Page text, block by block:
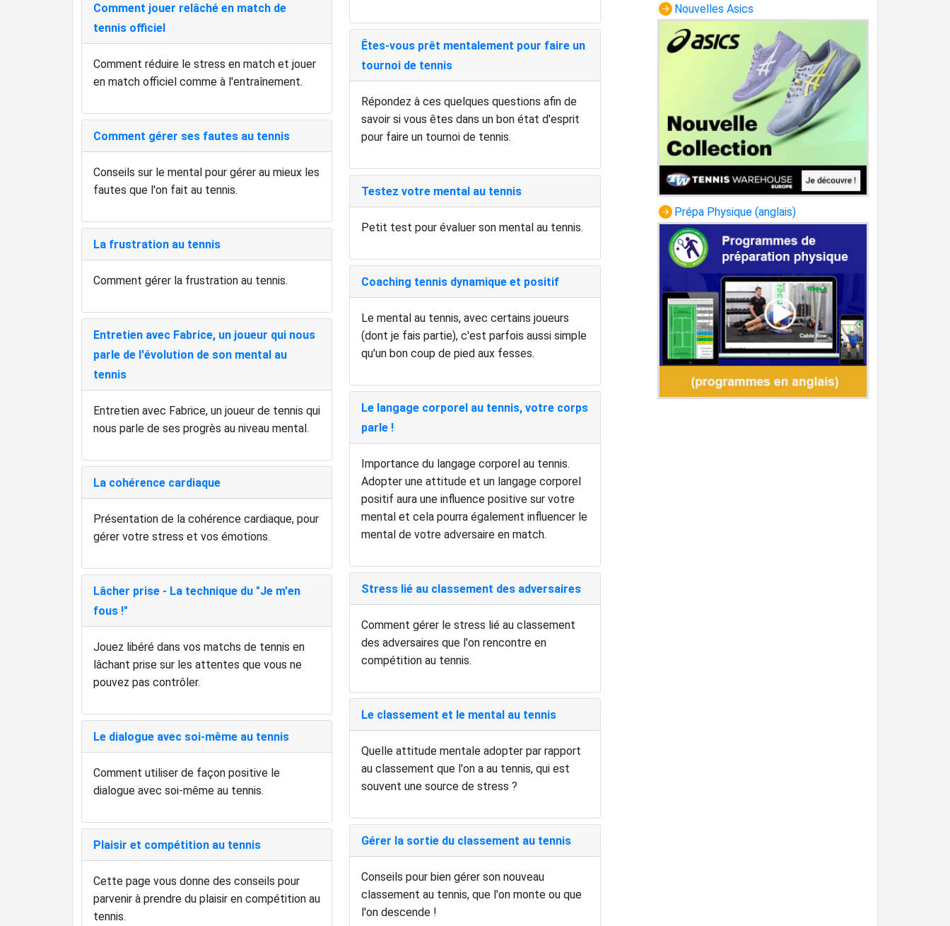
Comment jouer relâché en match de
tennis officiel
Comment réduire le stress en match et jouer
en match officiel comme à l'entraînement.
Comment gérer ses fautes au tennis
Conseils sur le mental pour gérer au mieux les
fautes que l'on fait au tennis.
La frustration au tennis
Comment gérer la frustration au tennis.
Entretien avec Fabrice, un joueur qui nous
parle de l'évolution de son mental au
tennis
Entretien avec Fabrice, un joueur de tennis qui
nous parle de ses progrès au niveau mental.
La cohérence cardiaque
Présentation de la cohérence cardiaque, pour
gérer votre stress et vos émotions.
Lâcher prise - La technique du "Je m'en
fous !"
Jouez libéré dans vos matchs de tennis en
lâchant prise sur les attentes que vous ne
pouvez pas contrôler.
Le dialogue avec soi-même au tennis
Comment utiliser de façon positive le
dialogue avec soi-même au tennis.
Plaisir et compétition au tennis
Cette page vous donne des conseils pour
parvenir à prendre du plaisir en compétition au
tennis.
Êtes-vous prêt mentalement pour faire un
tournoi de tennis
Répondez à ces quelques questions afin de
savoir si vous êtes dans un bon état d'esprit
pour faire un tournoi de tennis.
Testez votre mental au tennis
Petit test pour évaluer son mental au tennis.
Coaching tennis dynamique et positif
Le mental au tennis, avec certains joueurs
(dont je fais partie), c'est parfois aussi simple
qu'un bon coup de pied aux fesses.
Le langage corporel au tennis, votre corps
parle !
Importance du langage corporel au tennis.
Adopter une attitude et un langage corporel
positif aura une influence positive sur votre
mental et cela pourra également influencer le
mental de votre adversaire en match.
Stress lié au classement des adversaires
Comment gérer le stress lié au classement
des adversaires que l'on rencontre en
compétition au tennis.
Le classement et le mental au tennis
Quelle attitude mentale adopter par rapport
au classement que l'on a au tennis, qui est
souvent une source de stress ?
Gérer la sortie du classement au tennis
Conseils pour bien gérer son nouveau
classement au tennis, que l'on monte ou que
l'on descende !
Nouvelles Asics
Prépa Physique (anglais)